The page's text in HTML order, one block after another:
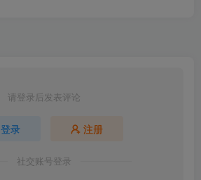
请登录后发表评论
登录 注册
社交账号登录